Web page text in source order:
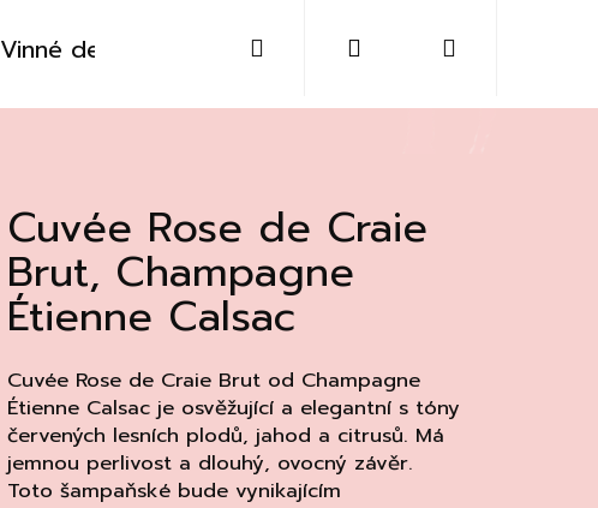
Vinné destiláty Sklo Doplňky Kontakt
Přihlášení
Cuvée Rose de Craie
Brut, Champagne
Étienne Calsac
Cuvée Rose de Craie Brut od Champagne
Étienne Calsac je osvěžující a elegantní s tóny
červených lesních plodů, jahod a citrusů. Má
jemnou perlivost a dlouhý, ovocný závěr.
Toto šampaňské bude vynikajícím
Následující